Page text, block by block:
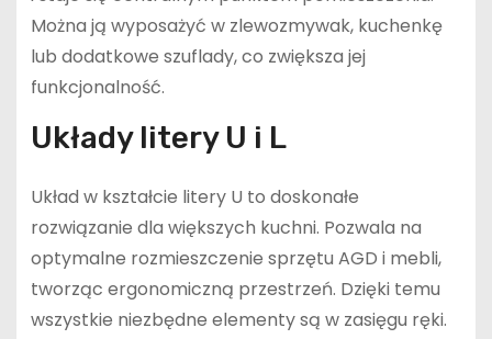
Można ją wyposażyć w zlewozmywak, kuchenkę
lub dodatkowe szuflady, co zwiększa jej
funkcjonalność.
Układy litery U i L
Układ w kształcie litery U to doskonałe
rozwiązanie dla większych kuchni. Pozwala na
optymalne rozmieszczenie sprzętu AGD i mebli,
tworząc ergonomiczną przestrzeń. Dzięki temu
wszystkie niezbędne elementy są w zasięgu ręki.